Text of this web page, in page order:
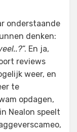
onderstaande
denken:
“. En ja,
reviews
weer, en
te
opdagen,
Nealon speelt